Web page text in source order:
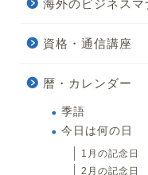
海外のビジネスマ
資格・通信講座
暦・カレンダー
季語
今日は何の日
1月の記念日
2月の記念日